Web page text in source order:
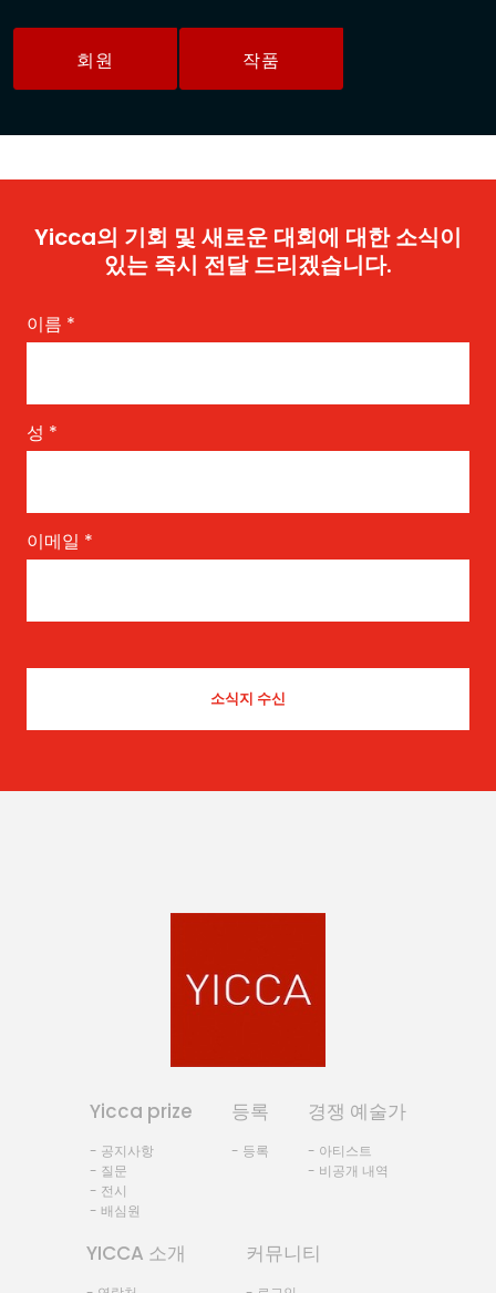
회원 작품
Yicca의 기회 및 새로운 대회에 대한 소식이
있는 즉시 전달 드리겠습니다.
이름 *
성 *
이메일 *
Yicca prize
- 공지사항
- 질문
- 전시
- 배심원
등록
- 등록
경쟁 예술가
- 아티스트
- 비공개 내역
YICCA 소개 커뮤니티